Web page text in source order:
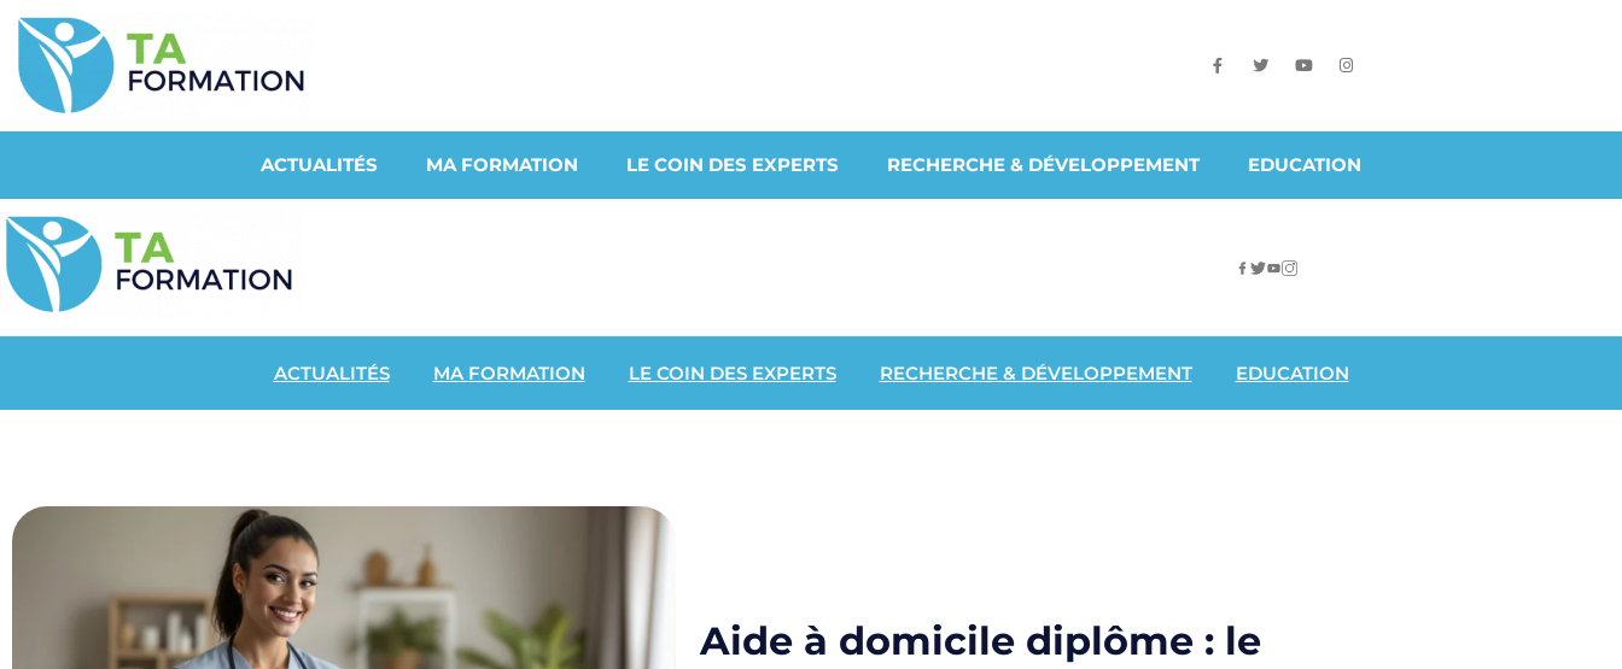
ACTUALITÉS MA FORMATION LE COIN DES EXPERTS RECHERCHE & DÉVELOPPEMENT EDUCATION
ACTUALITÉS MA FORMATION LE COIN DES EXPERTS RECHERCHE & DÉVELOPPEMENT EDUCATION
Aide à domicile diplôme : le